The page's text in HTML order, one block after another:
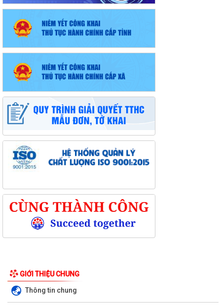
GIỚI THIỆU CHUNG
Thông tin chung